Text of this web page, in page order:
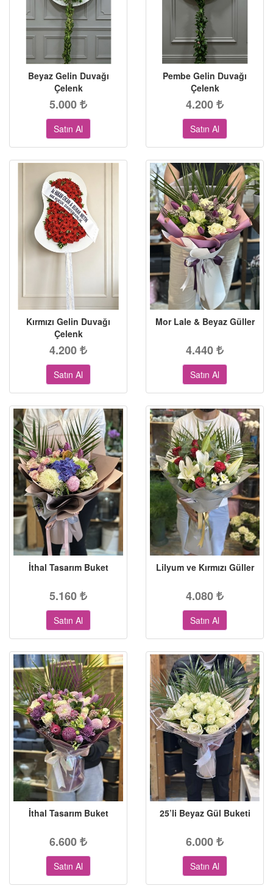
Beyaz Gelin Duvağı
Çelenk
5.000
Satın Al
Pembe Gelin Duvağı
Çelenk
4.200
Satın Al
Kırmızı Gelin Duvağı
Çelenk
4.200
Satın Al
Mor Lale & Beyaz Güller
4.440
Satın Al
İthal Tasarım Buket
5.160
Satın Al
Lilyum ve Kırmızı Güller
4.080
Satın Al
İthal Tasarım Buket
6.600
Satın Al
25’li Beyaz Gül Buketi
6.000
Satın Al